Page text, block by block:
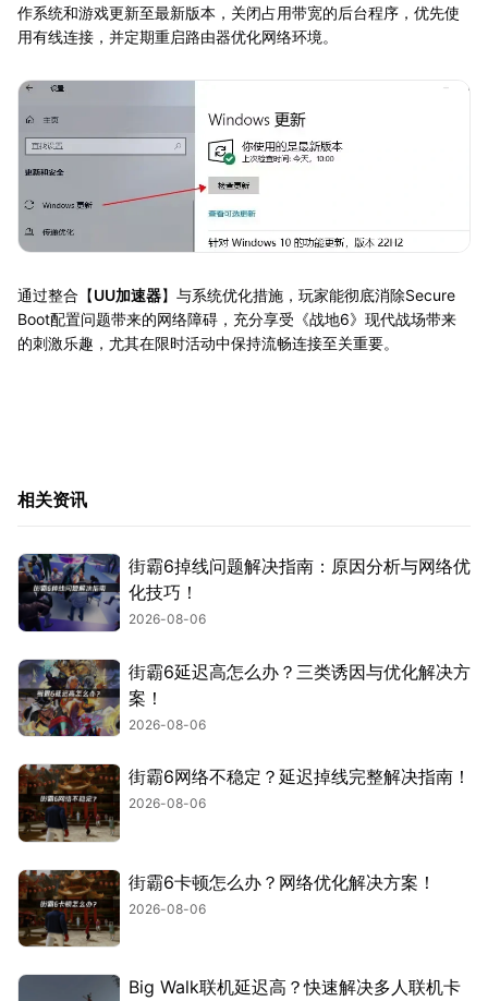
作系统和游戏更新至最新版本，关闭占用带宽的后台程序，优先使
用有线连接，并定期重启路由器优化网络环境。
通过整合【UU加速器】与系统优化措施，玩家能彻底消除Secure
Boot配置问题带来的网络障碍，充分享受《战地6》现代战场带来
的刺激乐趣，尤其在限时活动中保持流畅连接至关重要。
相关资讯
街霸6掉线问题解决指南：原因分析与网络优
化技巧！
2026-08-06
街霸6延迟高怎么办？三类诱因与优化解决方
案！
2026-08-06
街霸6网络不稳定？延迟掉线完整解决指南！
2026-08-06
街霸6卡顿怎么办？网络优化解决方案！
2026-08-06
Big Walk联机延迟高？快速解决多人联机卡